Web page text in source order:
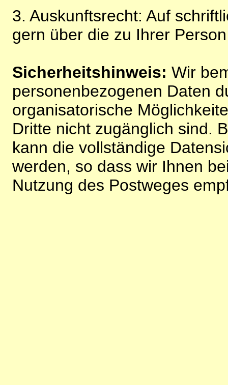
3. Auskunftsrecht: Auf
gern über die zu Ihrer
Sicherheitshinweis: Wir
personenbezogenen Daten
organisatorische
Dritte nicht zugänglich sind.
kann die vollständige
werden, so dass wir Ihnen
Nutzung des Postweges